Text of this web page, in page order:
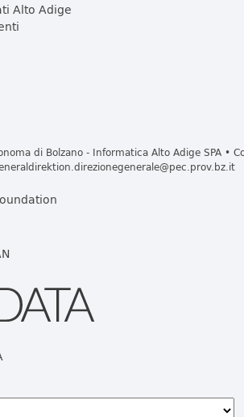
Alto Adige
di Bolzano - Informatica Alto Adige SPA •